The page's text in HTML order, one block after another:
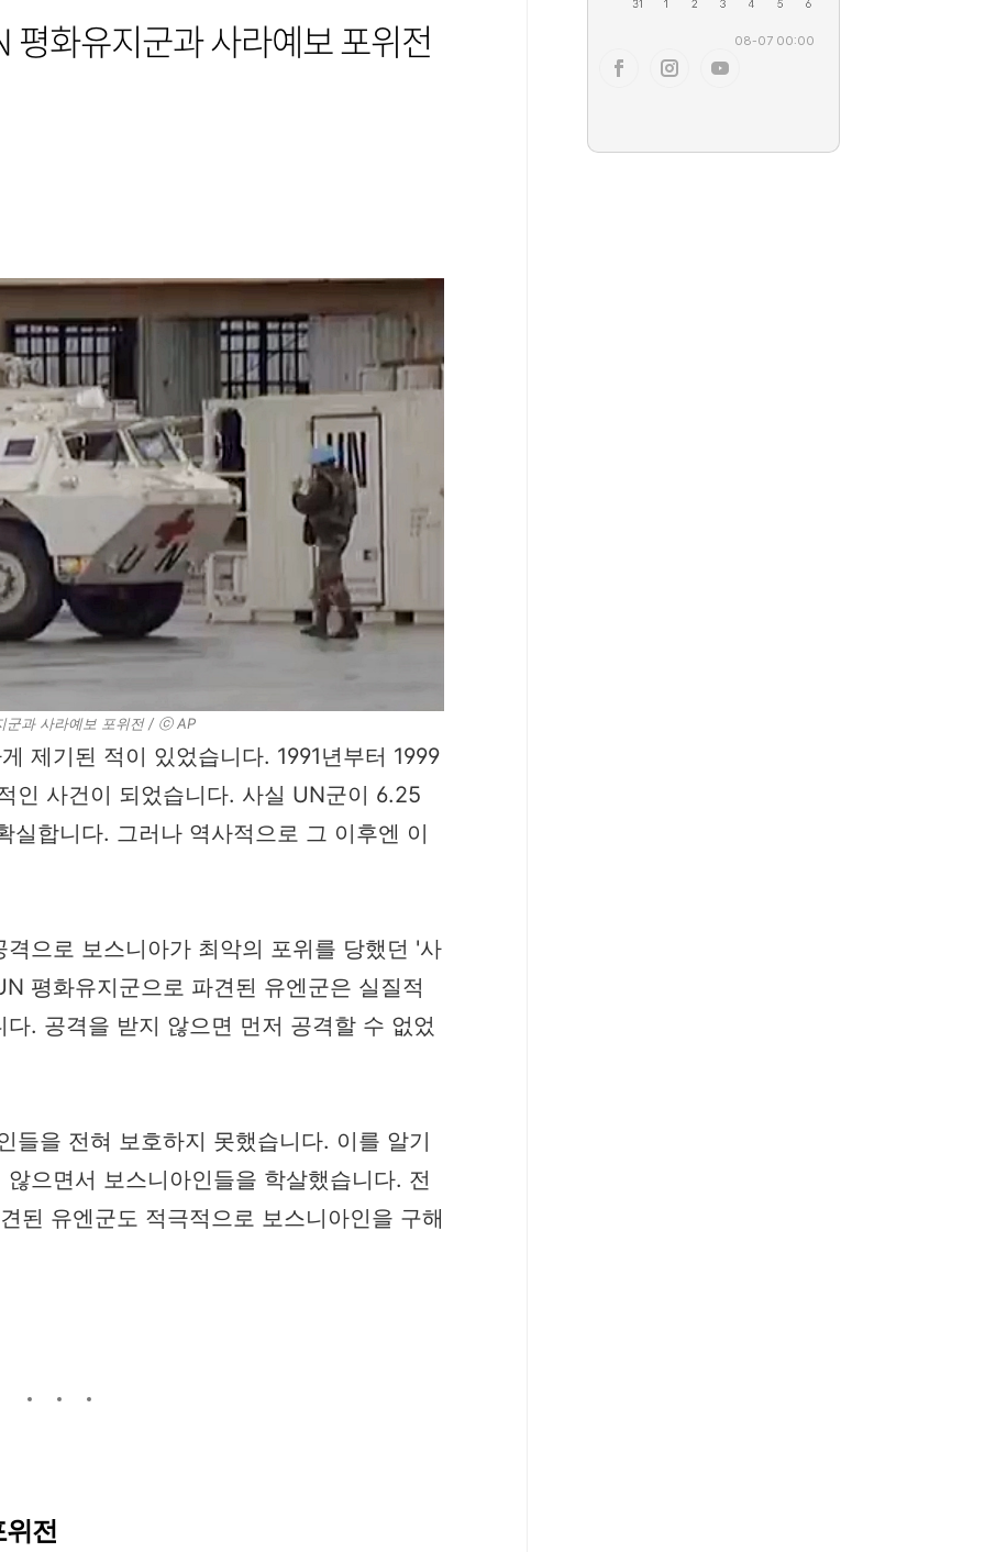
화유지군과 사라예보 포위전
군과 사라예보 포위전 / ⓒ AP
제기된 적이 있었습니다. 1991년부터 1999
인 사건이 되었습니다. 사실 UN군이 6.25
실합니다. 그러나 역사적으로 그 이후엔 이
으로 보스니아가 최악의 포위를 당했던 '사
평화유지군으로 파견된 유엔군은 실질적
. 공격을 받지 않으면 먼저 공격할 수 없었
들을 전혀 보호하지 못했습니다. 이를 알기
으면서 보스니아인들을 학살했습니다. 전
된 유엔군도 적극적으로 보스니아인을 구해
전
08-07 00:00